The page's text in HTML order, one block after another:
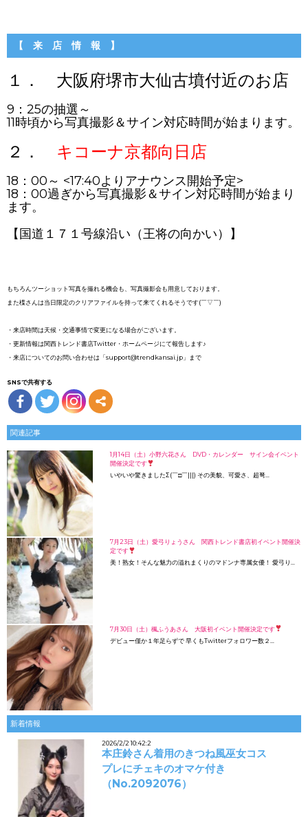
【 来 店 情 報 】
１． 大阪府堺市大仙古墳付近のお店
9：25の抽選～
11時頃から写真撮影＆サイン対応時間が始まります。
２． キコーナ京都向日店
18：00～ <17:40よりアナウンス開始予定>
18：00過ぎから写真撮影＆サイン対応時間が始まり
ます。
【国道１７１号線沿い（王将の向かい）】
もちろんツーショット写真を撮れる機会も、写真撮影会も用意しております。
また楪さんは当日限定のクリアファイルを持って来てくれるそうです(￣▽￣)
・来店時間は天候・交通事情で変更になる場合がございます。
・更新情報は関西トレンド書店Twitter・ホームページにて報告します♪
・来店についてのお問い合わせは「support@trendkansai.jp」まで
SNSで共有する
関連記事
1月14日（土）小野六花さん DVD・カレンダー サイン会イベント
開催決定です
いやいや驚きましたΣ(￣□￣|||) その美貌、可愛さ、超弩…
7月23日（土）愛弓りょうさん 関西トレンド書店初イベント開催決
定です
美！熟女！そんな魅力の溢れまくりのマドンナ専属女優！ 愛弓り…
7月30日（土）楓ふうあさん 大阪初イベント開催決定です
デビュー僅か１年足らずで 早くもTwitterフォロワー数２…
新着情報
2026/2/2 10:42:2
本庄鈴さん着用のきつね風巫女コス
プレにチェキのオマケ付き
（No.2092076）